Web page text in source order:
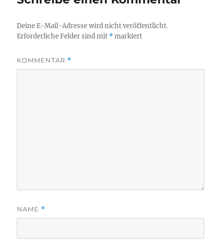
Deine E-Mail-Adresse wird nicht veröffentlicht.
Erforderliche Felder sind mit *markiert
KOMMENTAR *
NAME *